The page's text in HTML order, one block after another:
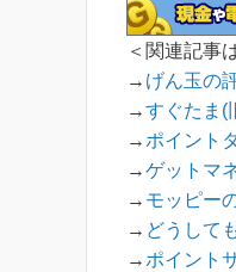
＜関連記事
→ げん玉の
→すぐたま(
→ ポイント
→ゲットマ
→ モッピー
→ どうして
→ ポイント